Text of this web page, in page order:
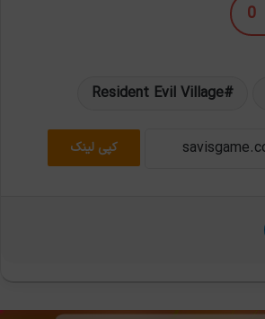
0
Resident Evil Village
کپی لینک